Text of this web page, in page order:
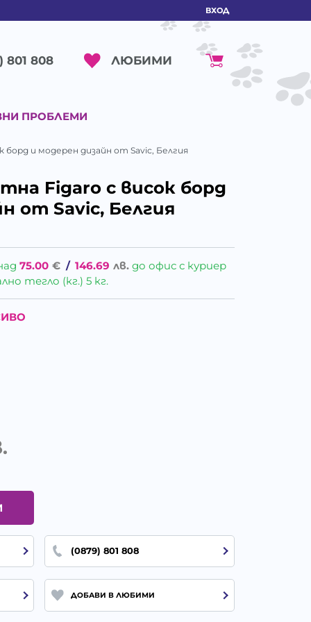
ВХОД
801 808 ЛЮБИМИ
ПРОБЛЕМИ
и модерен дизайн от Savic, Белгия
Figaro с висок борд
от Savic, Белгия
75.00 € / 146.69 лв. до офис с куриер
тегло (кг.) 5 кг.
(0879) 801 808
ДОБАВИ В ЛЮБИМИ